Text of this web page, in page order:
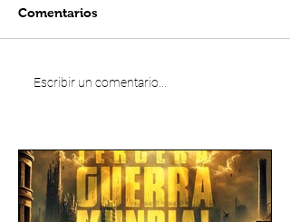
Comentarios
Escribir un comentario...